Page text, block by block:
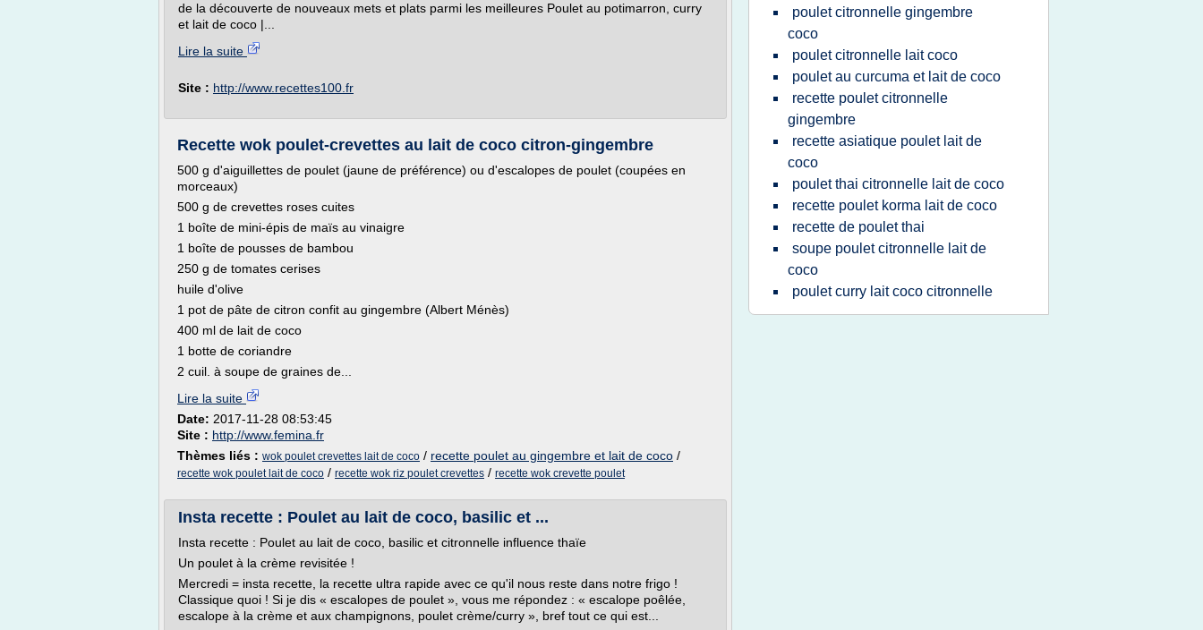
de la découverte de nouveaux mets et plats parmi les meilleures Poulet au potimarron, curry
et lait de coco |...
Lire la suite
Site : http://www.recettes100.fr
Recette wok poulet-crevettes au lait de coco citron-gingembre
500 g d'aiguillettes de poulet (jaune de préférence) ou d'escalopes de poulet (coupées en
morceaux)
500 g de crevettes roses cuites
1 boîte de mini-épis de maïs au vinaigre
1 boîte de pousses de bambou
250 g de tomates cerises
huile d'olive
1 pot de pâte de citron confit au gingembre (Albert Ménès)
400 ml de lait de coco
1 botte de coriandre
2 cuil. à soupe de graines de...
Lire la suite
Date: 2017-11-28 08:53:45
Site : http://www.femina.fr
Thèmes liés : wok poulet crevettes lait de coco / recette poulet au gingembre et lait de coco /
recette wok poulet lait de coco / recette wok riz poulet crevettes / recette wok crevette poulet
Insta recette : Poulet au lait de coco, basilic et ...
Insta recette : Poulet au lait de coco, basilic et citronnelle influence thaïe
Un poulet à la crème revisitée !
Mercredi = insta recette, la recette ultra rapide avec ce qu'il nous reste dans notre frigo !
Classique quoi ! Si je dis « escalopes de poulet », vous me répondez : « escalope poêlée,
escalope à la crème et aux champignons, poulet crème/curry », bref tout ce qui est...
poulet citronnelle gingembre
coco
poulet citronnelle lait coco
poulet au curcuma et lait de coco
recette poulet citronnelle
gingembre
recette asiatique poulet lait de
coco
poulet thai citronnelle lait de coco
recette poulet korma lait de coco
recette de poulet thai
soupe poulet citronnelle lait de
coco
poulet curry lait coco citronnelle